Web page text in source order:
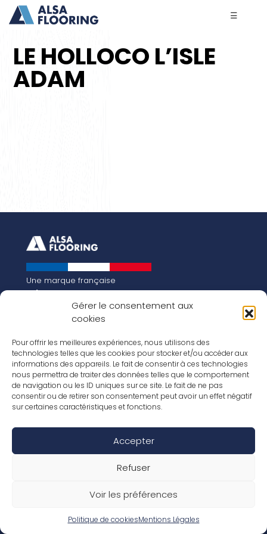
Gérer le consentement aux
cookies
Pour offrir les meilleures expériences, nous utilisons des
technologies telles que les cookies pour stocker et/ou accéder aux
informations des appareils. Le fait de consentir à ces technologies
nous permettra de traiter des données telles que le comportement
de navigation ou les ID uniques sur ce site. Le fait de ne pas
consentir ou de retirer son consentement peut avoir un effet négatif
sur certaines caractéristiques et fonctions.
Accepter
Refuser
Voir les préférences
Politique de cookiesMentions Légales
☰
LE HOLLOCO L’ISLE
ADAM
Une marque française
Qui sommes-nous
Notre histoire
Les chiffres clés
FR
EN
Nos revêtements
Nos Stratifiés
Nos accessoires
Nos parquets
Conditions de garantie
Déclaration de performance
Politique de confidentialité